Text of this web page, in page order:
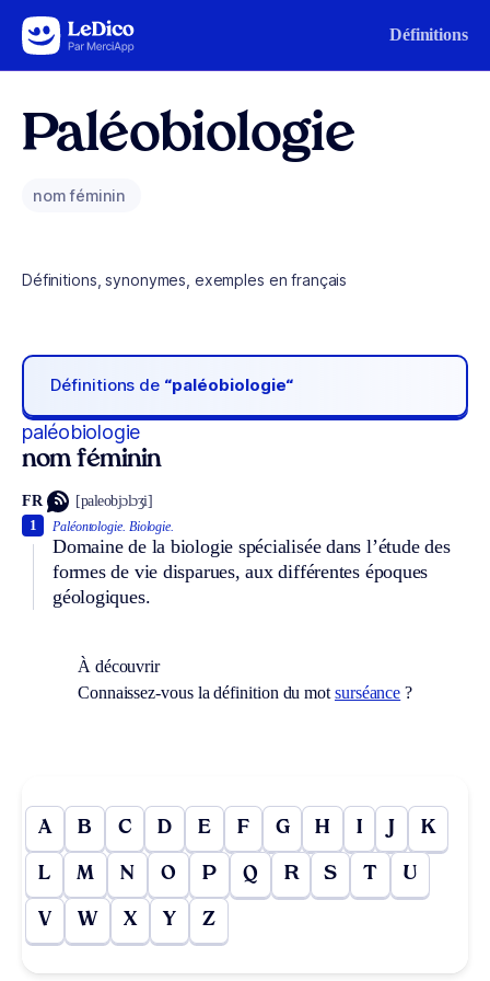
Aller au contenu Définitions
Paléobiologie
nom féminin
Définitions, synonymes, exemples en français
Définitions de “paléobiologie“
paléobiologie
nom féminin
FR [paleobjɔlɔʒi]
Paléontologie. Biologie.
Domaine de la biologie spécialisée dans l’étude des
formes de vie disparues, aux différentes époques
géologiques.
1
À découvrir
Connaissez-vous la définition du mot surséance ?
A B C D E F G H I J K
L M N O P Q R S T U
V W X Y Z